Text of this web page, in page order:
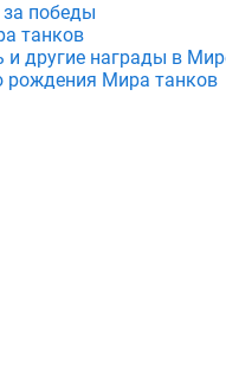
победы
танков
и другие награды в
рождения Мира танков